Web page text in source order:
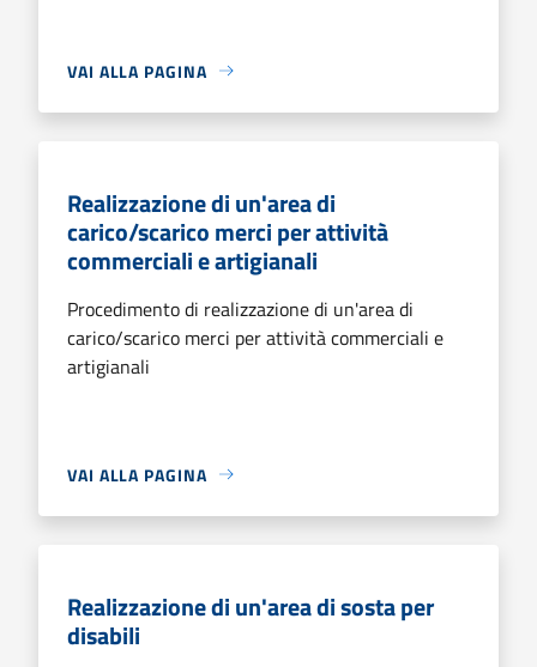
VAI ALLA PAGINA
Realizzazione di un'area di
carico/scarico merci per attività
commerciali e artigianali
Procedimento di realizzazione di un'area di
carico/scarico merci per attività commerciali e
artigianali
VAI ALLA PAGINA
Realizzazione di un'area di sosta per
disabili